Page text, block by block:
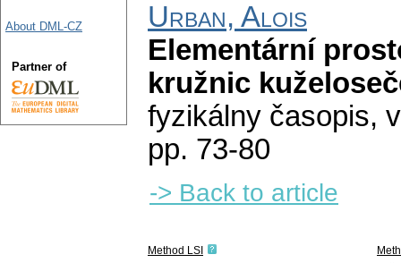
Urban, Alois
Elementární
kružnic
fyzikálny časopis,
pp. 73-80
-> Back to article
Method LSI
About DML-CZ
Partner of